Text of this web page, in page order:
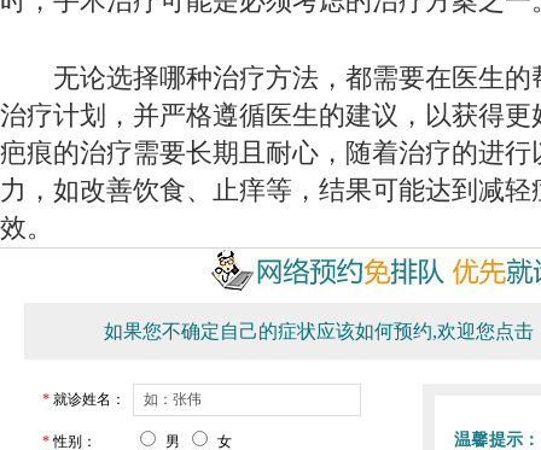
无论选择哪种治疗方法，都需要在医生的
治疗计划，并严格遵循医生的建议，以获得
疤痕的治疗需要长期且耐心，随着治疗的进
力，如改善饮食、止痒等，结果可能达到减
效。
如果您不确定自己的症状应该如何预约,欢迎您点击
* 就诊姓名：
*性别： 男 女 温馨提示：